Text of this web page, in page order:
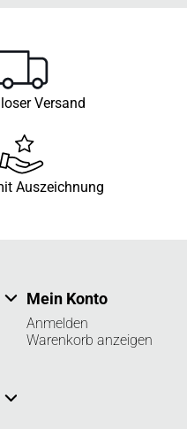
Versand
Auszeichnung
Mein Konto
Anmelden
Warenkorb anzeigen